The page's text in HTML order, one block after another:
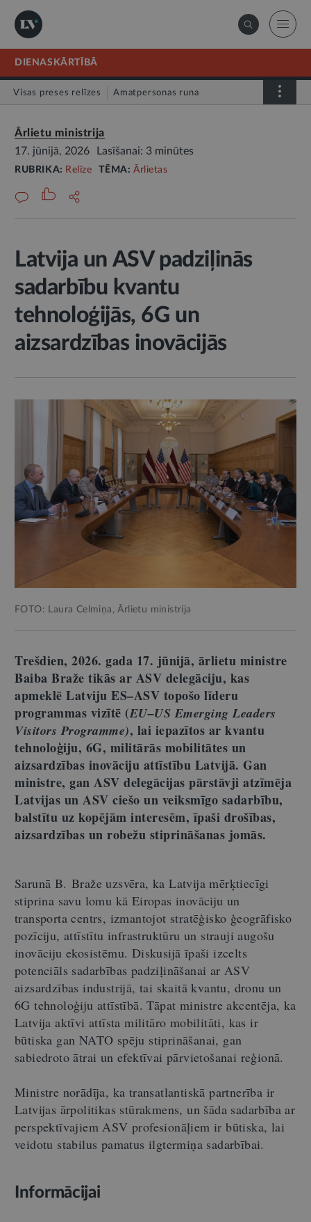
DIENASKĀRTĪBĀ
Visas preses relīzes Amatpersonas runa
Ārlietu ministrija
17. jūnijā, 2026
Lasīšanai: 3 minūtes
RUBRIKA: Relīze TĒMA:Ārlietas
Latvija un ASV padziļinās
sadarbību kvantu
tehnoloģijās, 6G un
aizsardzības inovācijās
FOTO: Laura Celmiņa, Ārlietu ministrija
Trešdien, 2026. gada 17. jūnijā, ārlietu ministre
Baiba Braže tikās ar ASV delegāciju, kas
apmeklē Latviju ES–ASV topošo līderu
programmas vizītē (EU–US Emerging Leaders
Visitors Programme), lai iepazītos ar kvantu
tehnoloģiju, 6G, militārās mobilitātes un
aizsardzības inovāciju attīstību Latvijā. Gan
ministre, gan ASV delegācijas pārstāvji atzīmēja
Latvijas un ASV ciešo un veiksmīgo sadarbību,
balstītu uz kopējām interesēm, īpaši drošības,
aizsardzības un robežu stiprināšanas jomās.
Sarunā B. Braže uzsvēra, ka Latvija mērķtiecīgi
stiprina savu lomu kā Eiropas inovāciju un
transporta centrs, izmantojot stratēģisko ģeogrāfisko
pozīciju, attīstītu infrastruktūru un strauji augošu
inovāciju ekosistēmu. Diskusijā īpaši izcelts
potenciāls sadarbības padziļināšanai ar ASV
aizsardzības industrijā, tai skaitā kvantu, dronu un
6G tehnoloģiju attīstībā. Tāpat ministre akcentēja, ka
Latvija aktīvi attīsta militāro mobilitāti, kas ir
būtiska gan NATO spēju stiprināšanai, gan
sabiedroto ātrai un efektīvai pārvietošanai reģionā.
Ministre norādīja, ka transatlantiskā partnerība ir
Latvijas ārpolitikas stūrakmens, un šāda sadarbība ar
perspektīvajiem ASV profesionāļiem ir būtiska, lai
veidotu stabilus pamatus ilgtermiņa sadarbībai.
Informācijai